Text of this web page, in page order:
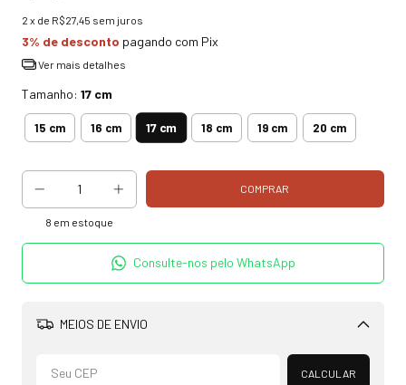
2 x de R$27,45 sem juros
3% de desconto pagando com Pix
Ver mais detalhes
Tamanho: 17 cm
15 cm 16 cm 17 cm 18 cm 19 cm 20 cm
8 em estoque
Consulte-nos pelo WhatsApp
MEIOS DE ENVIO
Alterar CEP
CALCULAR